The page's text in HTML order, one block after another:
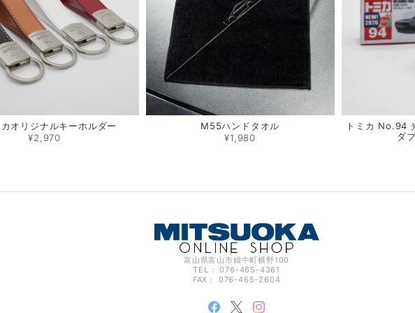
オリジナルキーホルダー
¥2,970
M55ハンドタオル
¥1,980
トミカ No.94
ダ
富山県富山市婦中町横野100
TEL： 076-465-4361
FAX： 076-465-2604